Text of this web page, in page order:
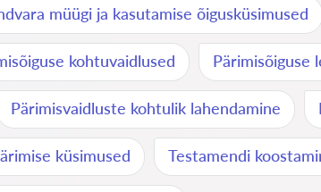
müügi ja kasutamise õigusküsimused
kohtuvaidlused Pärimisõiguse
Pärimisvaidluste kohtulik lahendamine
küsimused Testamendi